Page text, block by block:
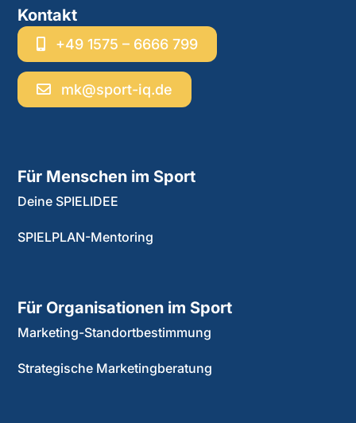
Kontakt
+49 1575 – 6666 799
mk@sport-iq.de
Für Menschen im Sport
Deine SPIELIDEE
SPIELPLAN-Mentoring
Für Organisationen im Sport
Marketing-Standortbestimmung
Strategische Marketingberatung